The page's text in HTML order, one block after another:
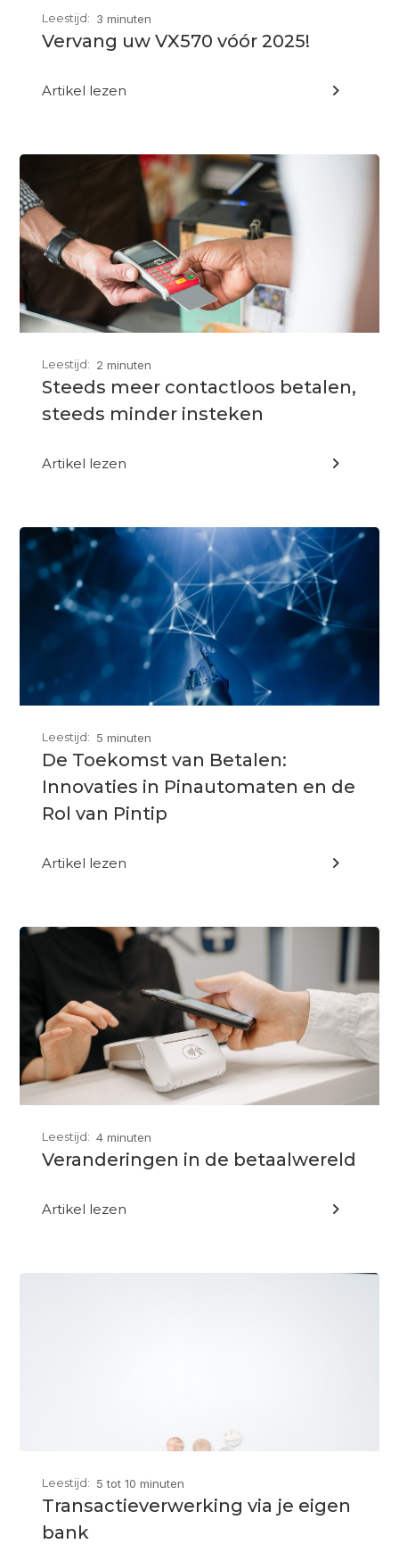
Leestijd: 3 minuten
Vervang uw VX570 vóór 2025!
Artikel lezen 
Leestijd: 2 minuten
Steeds meer contactloos betalen,
steeds minder insteken
Artikel lezen 
Leestijd: 5 minuten
De Toekomst van Betalen:
Innovaties in Pinautomaten en de
Rol van Pintip
Artikel lezen 
Leestijd: 4 minuten
Veranderingen in de betaalwereld
Artikel lezen 
Leestijd: 5 tot 10 minuten
Transactieverwerking via je eigen
bank